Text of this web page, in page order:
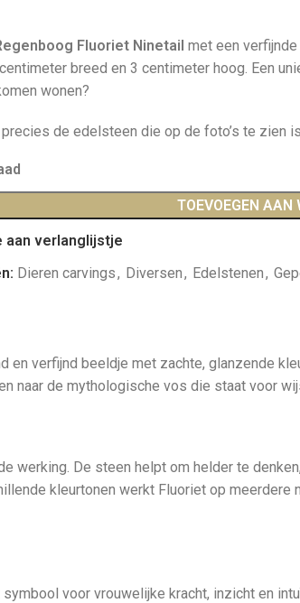
Fluoriet Ninetail met een
breed en 3 centimeter hoog. Een
wonen?
de edelsteen die op de foto’s te zien
TOEVOEGEN AAN
aan verlanglijstje
Dieren carvings, Diversen, Edelstenen,
en verfijnd beeldje met zachte, glanzende
naar de mythologische vos die staat voor
werking. De steen helpt om helder te
kleurtonen werkt Fluoriet op
voor vrouwelijke kracht, inzicht en